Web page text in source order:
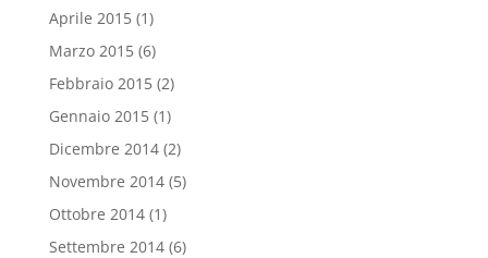
Aprile 2015(1)
Marzo 2015(6)
Febbraio 2015(2)
Gennaio 2015(1)
Dicembre 2014(2)
Novembre 2014(5)
Ottobre 2014(1)
Settembre 2014(6)